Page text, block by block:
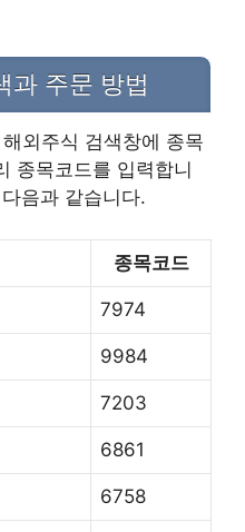
과 주문 방법
외주식 검색창에 종목
종목코드를 입력합니
음과 같습니다.
종목코드
7974
9984
7203
6861
6758